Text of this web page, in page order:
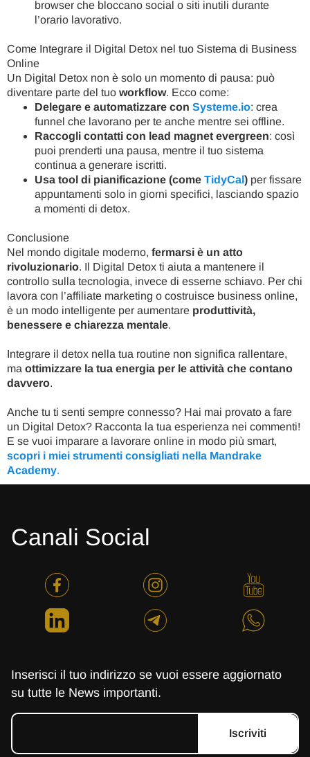
browser che bloccano social o siti inutili durante
l’orario lavorativo.
Come Integrare il Digital Detox nel tuo Sistema di Business
Online
Un Digital Detox non è solo un momento di pausa: può
diventare parte del tuo workflow. Ecco come:
Delegare e automatizzare con Systeme.io: crea
funnel che lavorano per te anche mentre sei offline.
Raccogli contatti con lead magnet evergreen: così
puoi prenderti una pausa, mentre il tuo sistema
continua a generare iscritti.
Usa tool di pianificazione (come TidyCal) per fissare
appuntamenti solo in giorni specifici, lasciando spazio
a momenti di detox.
Conclusione
Nel mondo digitale moderno, fermarsi è un atto
rivoluzionario. Il Digital Detox ti aiuta a mantenere il
controllo sulla tecnologia, invece di esserne schiavo. Per chi
lavora con l’affiliate marketing o costruisce business online,
è un modo intelligente per aumentare produttività,
benessere e chiarezza mentale.
Integrare il detox nella tua routine non significa rallentare,
ma ottimizzare la tua energia per le attività che contano
davvero.
Anche tu ti senti sempre connesso? Hai mai provato a fare
un Digital Detox? Racconta la tua esperienza nei commenti!
E se vuoi imparare a lavorare online in modo più smart,
scopri i miei strumenti consigliati nella Mandrake
Academy.
Canali Social
Inserisci il tuo indirizzo se vuoi essere aggiornato
su tutte le News importanti.
Iscriviti